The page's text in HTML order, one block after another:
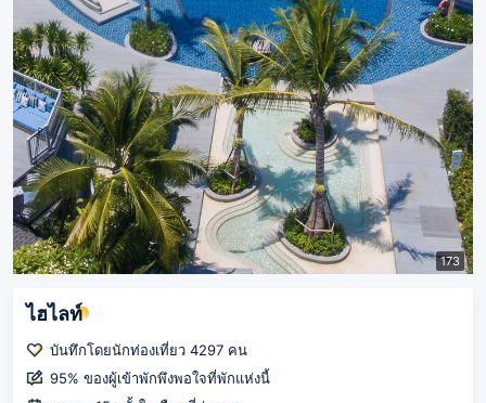
173
ไฮไลท์
บันทึกโดยนักท่องเที่ยว 4297 คน
95% ของผู้เข้าพักพึงพอใจที่พักแห่งนี้